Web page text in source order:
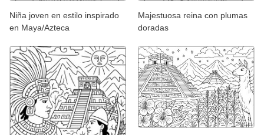
Niña joven en estilo inspirado
en Maya/Azteca
Majestuosa reina con plumas
doradas